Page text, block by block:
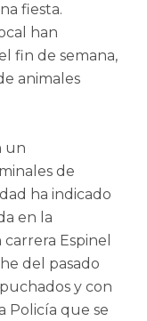
fiesta.
han
fin de semana,
animales
un
de
ha indicado
en la
Espinel
del pasado
y con
Policía que se